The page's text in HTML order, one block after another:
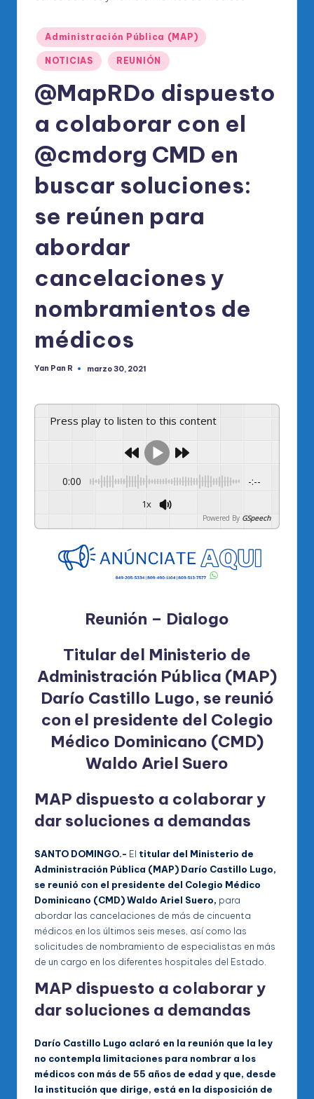
O
al
el
R
M
Publicado
en
Administración Pública (MAP)
NOTICIAS REUNIÓN
@MapRDo dispuesto
a colaborar con el
@cmdorg CMD en
buscar soluciones:
se reúnen para
abordar
cancelaciones y
nombramientos de
médicos
Publicado
Yan Pan R marzo 30, 2021
Press play to listen to this content
0:00 -:--
1x
Powered By GSpeech
Reunión – Dialogo
Titular del Ministerio de
Administración Pública (MAP)
Darío Castillo Lugo, se reunió
con el presidente del Colegio
Médico Dominicano (CMD)
Waldo Ariel Suero
MAP dispuesto a colaborar y
dar soluciones a demandas
SANTO DOMINGO.- El titular del Ministerio de
Administración Pública (MAP) Darío Castillo Lugo,
se reunió con el presidente del Colegio Médico
Dominicano (CMD) Waldo Ariel Suero, para
abordar las cancelaciones de más de cincuenta
médicos en los últimos seis meses, así como las
solicitudes de nombramiento de especialistas en más
de un cargo en los diferentes hospitales del Estado.
MAP dispuesto a colaborar y
dar soluciones a demandas
Darío Castillo Lugo aclaró en la reunión que la ley
no contempla limitaciones para nombrar a los
médicos con más de 55 años de edad y que, desde
la institución que dirige, está en la disposición de